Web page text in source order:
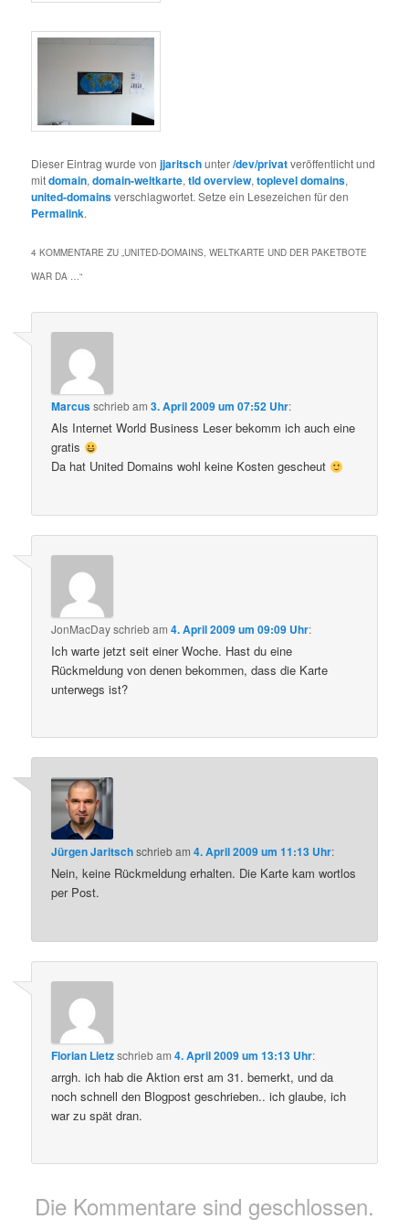
Dieser Eintrag wurde vonjjaritschunter/dev/privatveröffentlicht und
mitdomain,domain-weltkarte,tld overview,toplevel domains,
united-domainsverschlagwortet. Setze ein Lesezeichen für den
Permalink.
4 KOMMENTARE ZU „UNITED-DOMAINS, WELTKARTE UND DER PAKETBOTE
WAR DA …“
Marcusschriebam3. April 2009 um 07:52 Uhr:
Als Internet World Business Leser bekomm ich auch eine
gratis
Da hat United Domains wohl keine Kosten gescheut
JonMacDayschriebam4. April 2009 um 09:09 Uhr:
Ich warte jetzt seit einer Woche. Hast du eine
Rückmeldung von denen bekommen, dass die Karte
unterwegs ist?
Jürgen Jaritschschriebam4. April 2009 um 11:13 Uhr:
Nein, keine Rückmeldung erhalten. Die Karte kam wortlos
per Post.
Florian Lietzschriebam4. April 2009 um 13:13 Uhr:
arrgh. ich hab die Aktion erst am 31. bemerkt, und da
noch schnell den Blogpost geschrieben.. ich glaube, ich
war zu spät dran.
Die Kommentare sind geschlossen.